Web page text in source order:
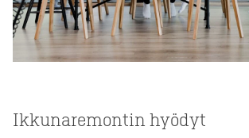
Ikkunaremontin hyödyt